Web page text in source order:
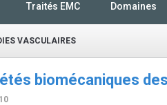
Traités EMC Domaines
VASCULAIRES
biomécaniques